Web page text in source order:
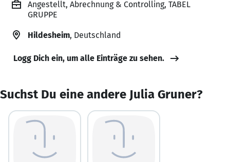
Angestellt, Abrechnung & Controlling, TABEL
GRUPPE
Hildesheim, Deutschland
Logg Dich ein, um alle Einträge zu sehen.
Suchst Du eine andere Julia Gruner?